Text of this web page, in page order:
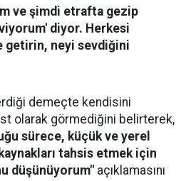
ve şimdi etrafta gezip
diyor. Herkesi
getirin, neyi sevdiğini
demeçte kendisini
olarak görmediğini belirterek,
sürece, küçük ve yerel
tahsis etmek için
düşünüyorum" açıklamasını